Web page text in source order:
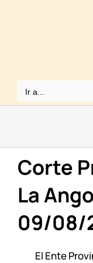
Ir a...
Corte
La
09/08/
El Ente